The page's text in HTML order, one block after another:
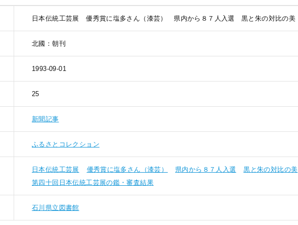
日本伝統工芸展 優秀賞に塩多さん（漆芸） 県内から８７人入選 黒と朱の対比の
北國：朝刊
1993-09-01
25
新聞記事
ふるさとコレクション
日本伝統工芸展 優秀賞に塩多さん（漆芸） 県内から８７人入選 黒と朱の対比の美
第四十回日本伝統工芸展の鑑・審査結果
石川県立図書館